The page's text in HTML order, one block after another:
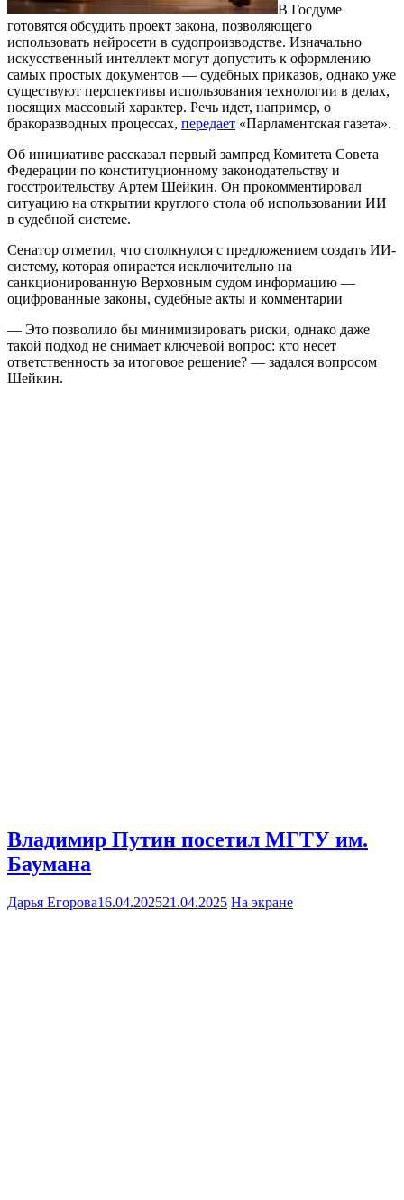
В Госдуме
готовятся обсудить проект закона, позволяющего
использовать нейросети в судопроизводстве. Изначально
искусственный интеллект могут допустить к оформлению
самых простых документов — судебных приказов, однако уже
существуют перспективы использования технологии в делах,
носящих массовый характер. Речь идет, например, о
бракоразводных процессах, передает «Парламентская газета».
Об инициативе рассказал первый зампред Комитета Совета
Федерации по конституционному законодательству и
госстроительству Артем Шейкин. Он прокомментировал
ситуацию на открытии круглого стола об использовании ИИ
в судебной системе.
Сенатор отметил, что столкнулся с предложением создать ИИ-
систему, которая опирается исключительно на
санкционированную Верховным судом информацию —
оцифрованные законы, судебные акты и комментарии
— Это позволило бы минимизировать риски, однако даже
такой подход не снимает ключевой вопрос: кто несет
ответственность за итоговое решение? — задался вопросом
Шейкин.
Владимир Путин посетил МГТУ им.
Баумана
Дарья Егорова16.04.202521.04.2025 На экране